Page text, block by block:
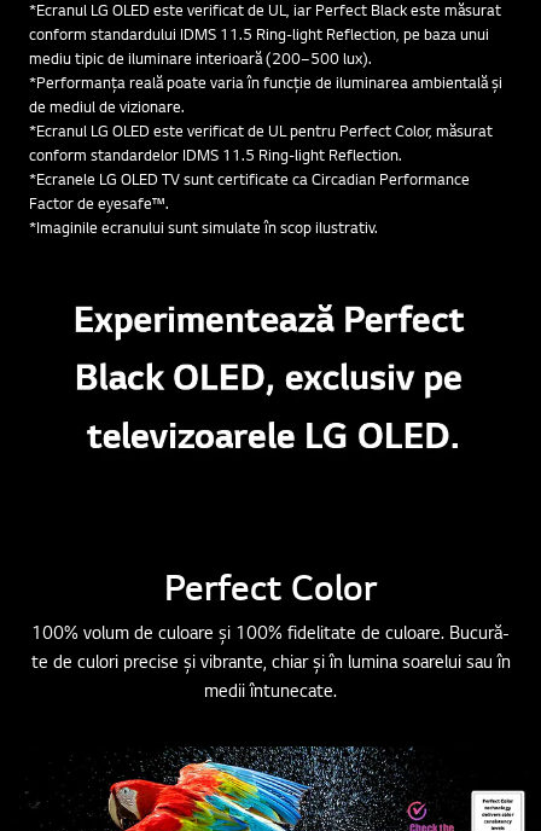
*Ecranul LG OLED este verificat de UL, iar Perfect Black este măsurat
conform standardului IDMS 11.5 Ring-light Reflection, pe baza unui
mediu tipic de iluminare interioară (200–500 lux).
*Performanța reală poate varia în funcție de iluminarea ambientală și
de mediul de vizionare.
*Ecranul LG OLED este verificat de UL pentru Perfect Color, măsurat
conform standardelor IDMS 11.5 Ring-light Reflection.
*Ecranele LG OLED TV sunt certificate ca Circadian Performance
Factor de eyesafe™.
*Imaginile ecranului sunt simulate în scop ilustrativ.
Perfect Color
100% volum de culoare și 100% fidelitate de culoare. Bucură-
te de culori precise și vibrante, chiar și în lumina soarelui sau în
medii întunecate.